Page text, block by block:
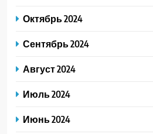
Октябрь 2024
Сентябрь 2024
Август 2024
Июль 2024
Июнь 2024